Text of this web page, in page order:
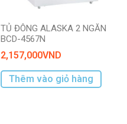
TỦ ĐÔNG ALASKA 2 NGĂN
BCD-4567N
2,157,000VND
Thêm vào giỏ hàng